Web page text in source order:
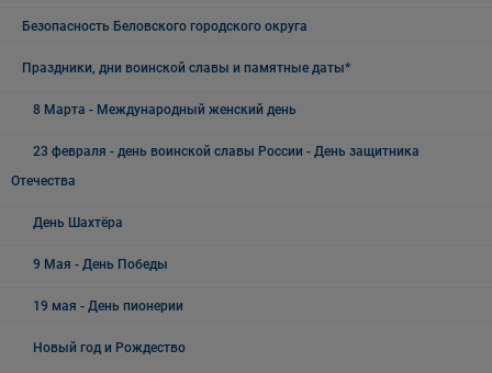
Безопасность Беловского городского округа
Праздники, дни воинской славы и памятные даты*
8 Марта - Международный женский день
23 февраля - день воинской славы России - День защитника
Отечества
День Шахтёра
9 Мая - День Победы
19 мая - День пионерии
Новый год и Рождество